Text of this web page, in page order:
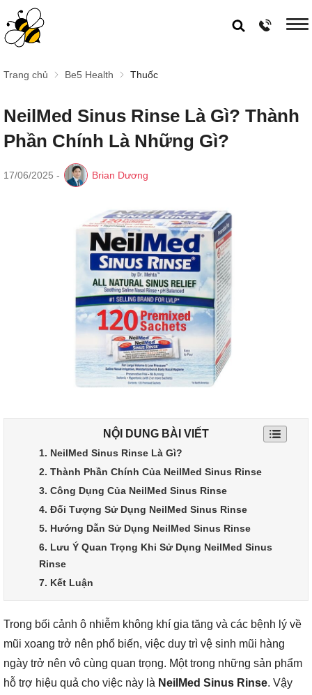
Trang chủ Be5 Health Thuốc
NeilMed Sinus Rinse Là Gì? Thành
Phần Chính Là Những Gì?
17/06/2025 - Brian Dương
NỘI DUNG BÀI VIẾT
1. NeilMed Sinus Rinse Là Gì?
2. Thành Phần Chính Của NeilMed Sinus Rinse
3. Công Dụng Của NeilMed Sinus Rinse
4. Đối Tượng Sử Dụng NeilMed Sinus Rinse
5. Hướng Dẫn Sử Dụng NeilMed Sinus Rinse
6. Lưu Ý Quan Trọng Khi Sử Dụng NeilMed Sinus
Rinse
7. Kết Luận
Trong bối cảnh ô nhiễm không khí gia tăng và các bệnh lý về
mũi xoang trở nên phổ biến, việc duy trì vệ sinh mũi hàng
ngày trở nên vô cùng quan trọng. Một trong những sản phẩm
hỗ trợ hiệu quả cho việc này là NeilMed Sinus Rinse. Vậy